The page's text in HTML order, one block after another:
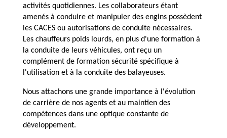
activités quotidiennes. Les collaborateurs étant
amenés à conduire et manipuler des engins possèdent
les CACES ou autorisations de conduite nécessaires.
Les chauffeurs poids lourds, en plus d'une formation à
la conduite de leurs véhicules, ont reçu un
complément de formation sécurité spécifique à
l'utilisation et à la conduite des balayeuses.
Nous attachons une grande importance à l'évolution
de carrière de nos agents et au maintien des
compétences dans une optique constante de
développement.